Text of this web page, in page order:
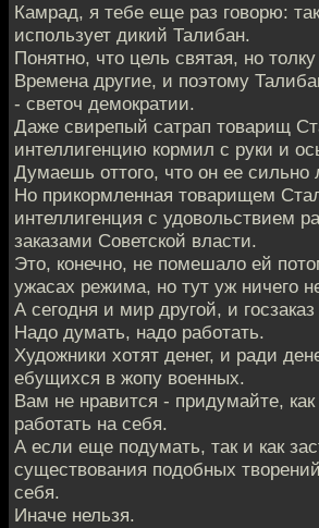
Камрад, я тебе еще раз говорю:
использует дикий Талибан.
Понятно, что цель святая, но толку
Времена другие, и поэтому
- светоч демократии.
Даже свирепый сатрап товарищ
интеллигенцию кормил с руки и
Думаешь оттого, что он ее
Но прикормленная товарищем
интеллигенция с удовольствием
заказами Советской власти.
Это, конечно, не помешало ей
ужасах режима, но тут уж ничего
А сегодня и мир другой, и госзаказ
Надо думать, надо работать.
Художники хотят денег, и ради
ебущихся в жопу военных.
Вам не нравится - придумайте, как
работать на себя.
А если еще подумать, так и как
существования подобных
себя.
Иначе нельзя.